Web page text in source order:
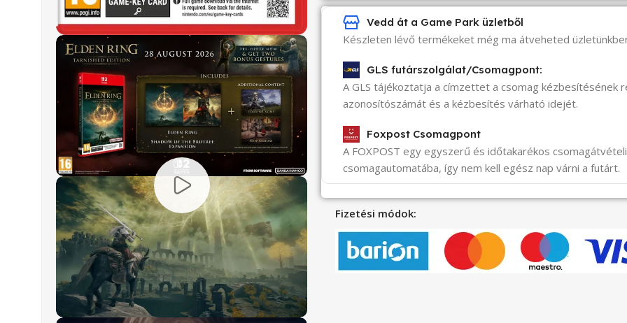
Vedd át a Game Park üzletből
Készleten lévő termékeket még ma átveheted
GLS futárszolgálat/Csomagpont:
A GLS tájékoztatja a címzettet a csomag kézbesítésének
azonosítószámát és a kézbesítés várható idejét.
Foxpost Csomagpont
A FOXPOST egy egyszerű és időtakarékos
csomagautomatába, így nem kell egész nap várni a futárt.
Fizetési módok: